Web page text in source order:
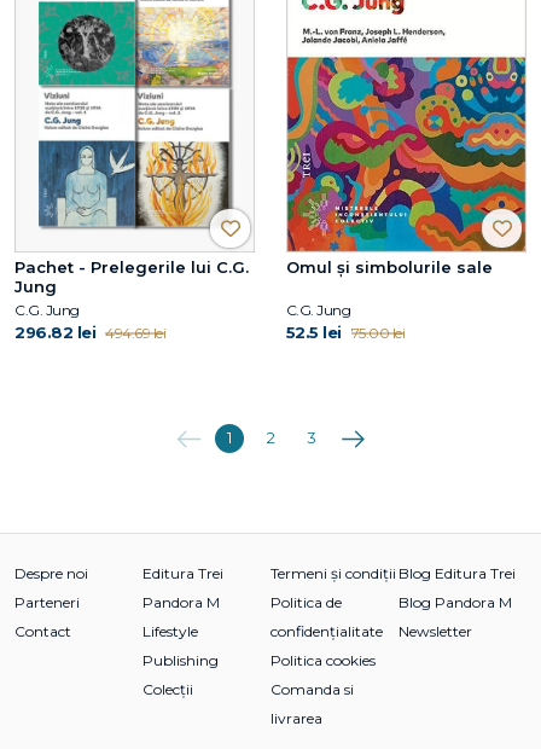
Pachet - Prelegerile lui C.G.
Jung
C.G. Jung
296.82 lei 494.69 lei
Omul și simbolurile sale
C.G. Jung
52.5 lei 75.00 lei
Anterioara
1 2 3 Următoarea
Despre noi
Parteneri
Contact
Editura Trei
Pandora M
Lifestyle
Publishing
Colecții
Termeni și condiții
Politica de
confidențialitate
Politica cookies
Comanda si
livrarea
Blog Editura Trei
Blog Pandora M
Newsletter